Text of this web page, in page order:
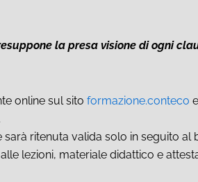
la presa visione di ogni
online sul sitoformazione.conteco
ritenuta valida solo in seguito
lezioni, materiale didattico e